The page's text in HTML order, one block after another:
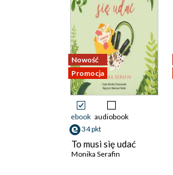
Nowość
Promocja
ebook audiobook
34 pkt
To musi się udać
Monika Serafin